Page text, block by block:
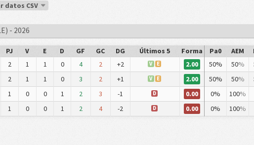
datos CSV
- 2026
PJ V E D GF GC DG Últimos 5 Forma Pa0 AEM
2 1 1 0 4 2 +2 V E 2.00 50% 50%
2 1 1 0 3 2 +1 V E 2.00 50% 50%
1 0 0 1 2 3 -1 D 0.00 0% 100%
1 0 0 1 2 4 -2 D 0.00 0% 100%